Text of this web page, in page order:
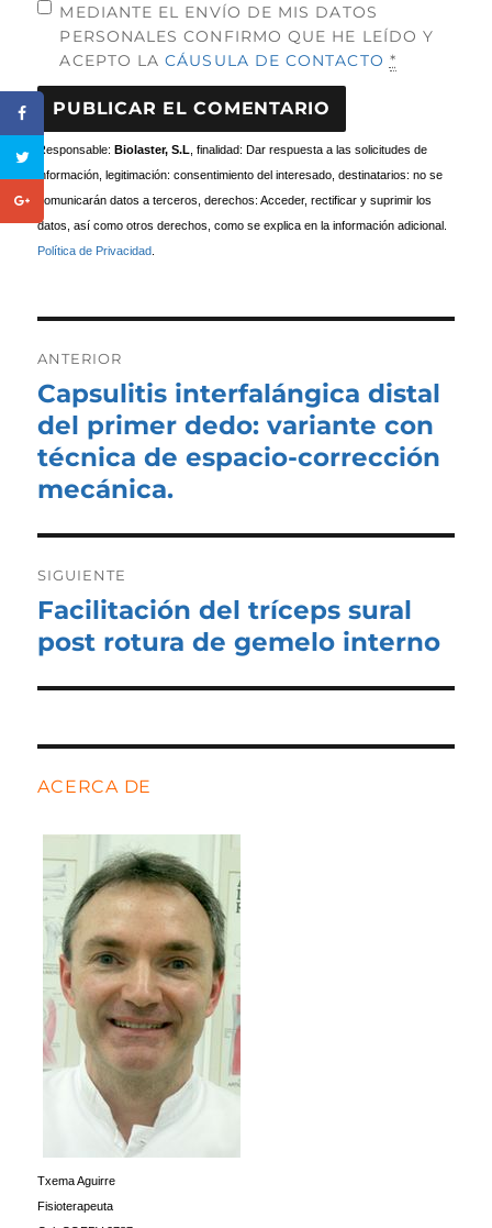
MEDIANTE EL ENVÍO DE MIS DATOS
PERSONALES CONFIRMO QUE HE LEÍDO Y
ACEPTO LACÁUSULA DE CONTACTO *
Responsable:Biolaster, S.L , finalidad: Dar respuesta a las solicitudes de
información, legitimación: consentimiento del interesado, destinatarios: no se
comunicarán datos a terceros, derechos: Acceder, rectificar y suprimir los
datos, así como otros derechos, como se explica en la información adicional.
Política de Privacidad
de
entradas
ANTERIOR
Entrada
anterior:
Capsulitis interfalángica distal
del primer dedo: variante con
técnica de espacio-corrección
mecánica.
SIGUIENTE
Entrada
siguiente:
Facilitación del tríceps sural
post rotura de gemelo interno
ACERCA DE
Txema Aguirre
Fisioterapeuta